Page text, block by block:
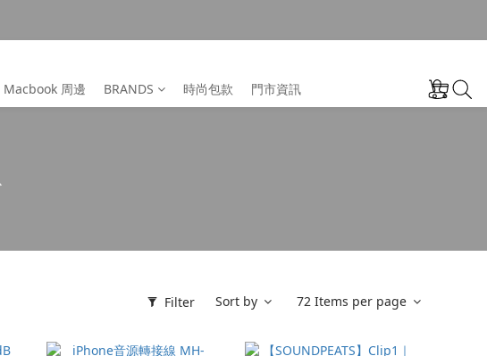
Macbook 周邊 BRANDS 時尚包款 門市資訊
Filter Sort by 72 Items per page